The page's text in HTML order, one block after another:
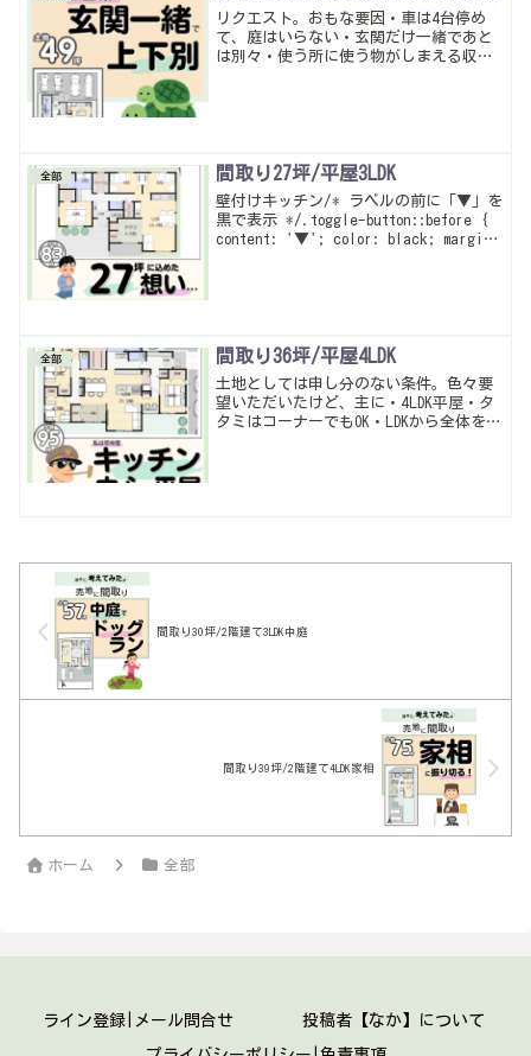
リクエスト。おもな要因・車は4台停め
て、庭はいらない・玄関だけ一緒であと
は別々・使う所に使う物がしまえる収納
大変だったけど喜んでもらってよかっ
前。
全部 間取り27坪/平屋3LDK
壁付けキッチン/* ラベルの前に「▼」を
黒で表示 */.toggle-button::before {
content: '▼'; color: black; margin-
全部 間取り36坪/平屋4LDK
土地としては申し分のない条件。色々要
望いただいたけど、主に・4LDK平屋・タ
タミはコーナーでもOK・LDKから全体を見
間取り30坪/2階建て3LDK中庭
間取り39坪/2階建て4LDK家相
ホーム 全部
ライン登録|メール問合せ 投稿者【なか】について